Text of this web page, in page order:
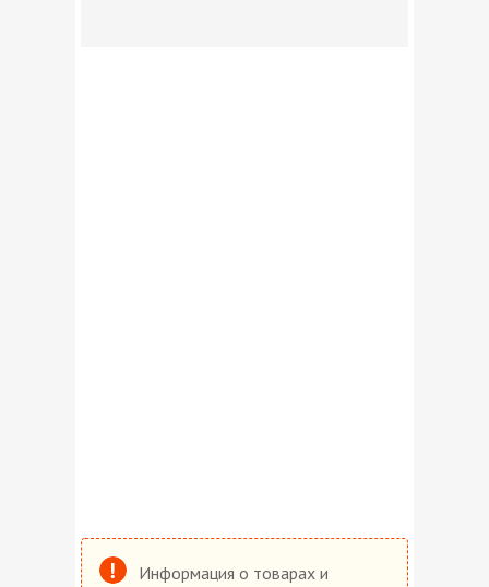
Информация о товарах и